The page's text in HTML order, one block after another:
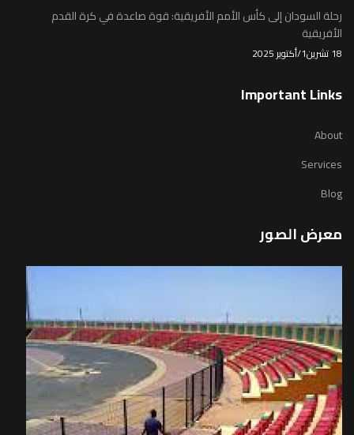
رحلة السودان إلى كأس الأمم الأفريقية: قوة صاعدة في كرة القدم
الأفريقية
18 تشرين1/أكتوير 2025
Important Links
About
Services
Blog
معرض الصور